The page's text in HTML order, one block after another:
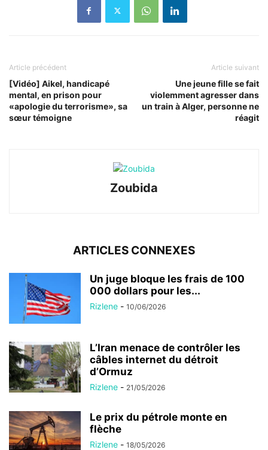
Article précédent
[Vidéo] Aikel, handicapé
mental, en prison pour
«apologie du terrorisme», sa
sœur témoigne
Article suivant
Une jeune fille se fait
violemment agresser dans
un train à Alger, personne ne
réagit
Zoubida
ARTICLES CONNEXES
Un juge bloque les frais de 100
000 dollars pour les...
Rizlene - 10/06/2026
L’Iran menace de contrôler les
câbles internet du détroit
d’Ormuz
Rizlene - 21/05/2026
Le prix du pétrole monte en
flèche
Rizlene - 18/05/2026